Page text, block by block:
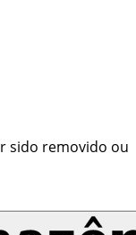
sido removido ou